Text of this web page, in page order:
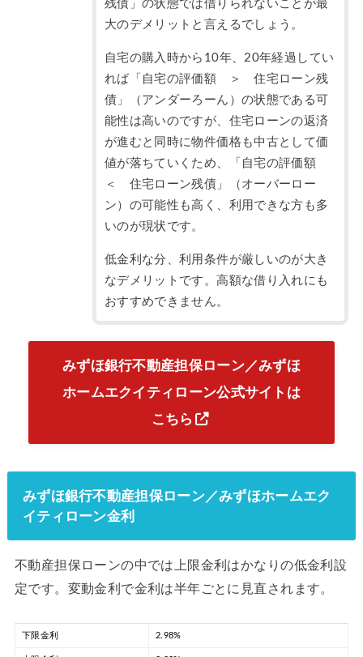
残債」の状態では借りられないことが最
大のデメリットと言えるでしょう。
自宅の購入時から10年、20年経過してい
れば「自宅の評価額 ＞ 住宅ローン残
債」（アンダーろーん）の状態である可
能性は高いのですが、住宅ローンの返済
が進むと同時に物件価格も中古として価
値が落ちていくため、「自宅の評価額
＜ 住宅ローン残債」（オーバーロー
ン）の可能性も高く、利用できな方も多
いのが現状です。
低金利な分、利用条件が厳しいのが大き
なデメリットです。高額な借り入れにも
おすすめできません。
みずほ銀行不動産担保ローン／みずほ
ホームエクイティローン公式サイトは
こちら
みずほ銀行不動産担保ローン／みずほホームエク
イティローン金利
不動産担保ローンの中では上限金利はかなりの低金利設
定です。変動金利で金利は半年ごとに見直されます。
下限金利 2.98%